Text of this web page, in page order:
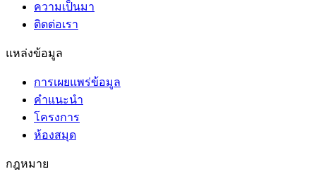
ความเป็นมา
ติดต่อเรา
แหล่งข้อมูล
การเผยแพร่ข้อมูล
คำแนะนำ
โครงการ
ห้องสมุด
กฎหมาย